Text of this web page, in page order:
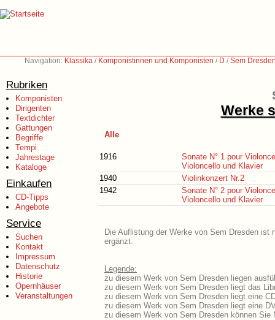
Navigation: Klassika / Komponistinnen und Komponisten / D /Sem
Rubriken
Komponisten
Dirigenten
Textdichter
Gattungen
Begriffe
Tempi
Jahrestage
Kataloge
Einkaufen
CD-Tipps
Angebote
Service
Suchen
Kontakt
Impressum
Datenschutz
Historie
Opernhäuser
Veranstaltungen
Werke
Alle
1916
Sonate N° 1 pour
Violoncello und Klavier
1940
Violinkonzert Nr.2
1942
Sonate N° 2 pour
Violoncello und Klavier
Die Auflistung der Werke von Sem Dresden
ergänzt.
Legende:
zu diesem Werk von Sem Dresden liegen
zu diesem Werk von Sem Dresden liegt das
zu diesem Werk von Sem Dresden liegt eine
zu diesem Werk von Sem Dresden liegt eine
zu diesem Werk von Sem Dresden können Sie